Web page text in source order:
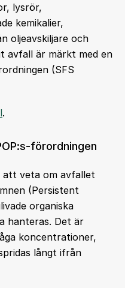
lysrör,
kemikalier,
oljeavskiljare och
avfall är märkt med en
(SFS
.
förordningen
att veta om avfallet
(Persistent
organiska
hanteras. Det är
koncentrationer,
långt ifrån